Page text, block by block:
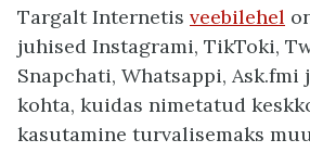
Targalt Internetis veebilehel
juhised Instagrami, TikToki,
Snapchati, Whatsappi, Ask.fmi
kohta, kuidas nimetatud
kasutamine turvalisemaks